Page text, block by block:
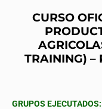
CURSO
TRAINING) –
GRUPOS EJECUTADOS: